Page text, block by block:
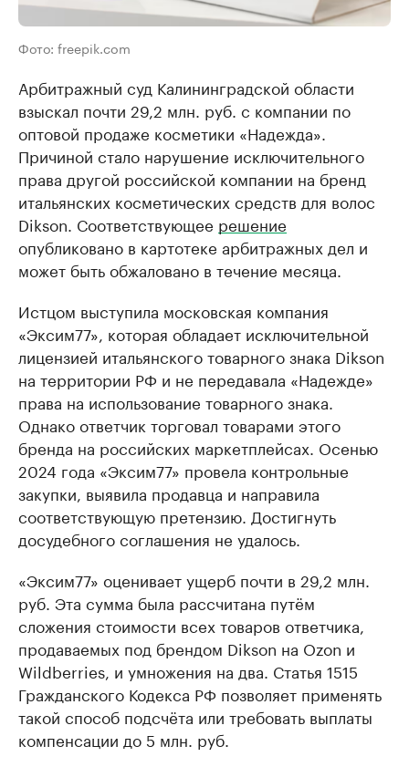
Фото: freepik.com
Арбитражный суд Калининградской области
взыскал почти 29,2 млн. руб. с компании по
оптовой продаже косметики «Надежда».
Причиной стало нарушение исключительного
права другой российской компании на бренд
итальянских косметических средств для волос
Dikson. Соответствующее решение
опубликовано в картотеке арбитражных дел и
может быть обжаловано в течение месяца.
Истцом выступила московская компания
«Эксим77», которая обладает исключительной
лицензией итальянского товарного знака Dikson
на территории РФ и не передавала «Надежде»
права на использование товарного знака.
Однако ответчик торговал товарами этого
бренда на российских маркетплейсах. Осенью
2024 года «Эксим77» провела контрольные
закупки, выявила продавца и направила
соответствующую претензию. Достигнуть
досудебного соглашения не удалось.
«Эксим77» оценивает ущерб почти в 29,2 млн.
руб. Эта сумма была рассчитана путём
сложения стоимости всех товаров ответчика,
продаваемых под брендом Dikson на Ozon и
Wildberries, и умножения на два. Статья 1515
Гражданского Кодекса РФ позволяет применять
такой способ подсчёта или требовать выплаты
компенсации до 5 млн. руб.